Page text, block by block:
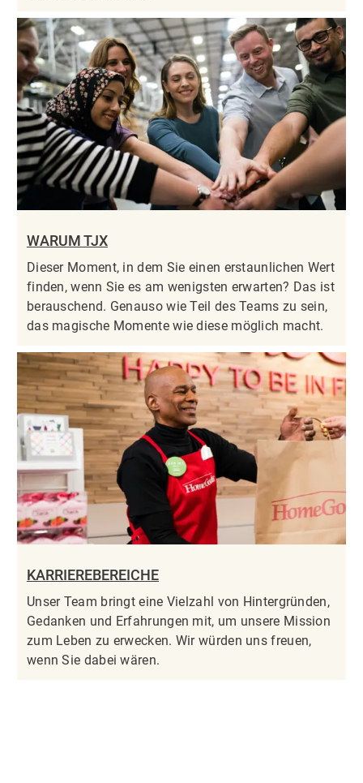
WARUM TJX
Dieser Moment, in dem Sie einen erstaunlichen Wert
finden, wenn Sie es am wenigsten erwarten? Das ist
berauschend. Genauso wie Teil des Teams zu sein,
das magische Momente wie diese möglich macht.
KARRIEREBEREICHE
Unser Team bringt eine Vielzahl von Hintergründen,
Gedanken und Erfahrungen mit, um unsere Mission
zum Leben zu erwecken. Wir würden uns freuen,
wenn Sie dabei wären.